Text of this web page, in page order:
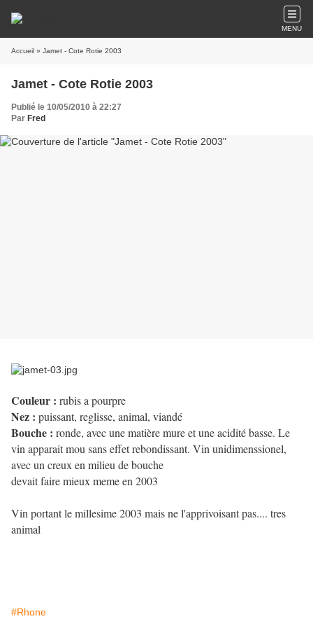
MENU
Accueil » Jamet - Cote Rotie 2003
Jamet - Cote Rotie 2003
Publié le 10/05/2010 à 22:27
Par Fred
Couleur : rubis a pourpre
Nez : puissant, reglisse, animal, viandé
Bouche : ronde, avec une matière mure et une acidité basse. Le
vin apparait mou sans effet rebondissant. Vin unidimenssionel,
avec un creux en milieu de bouche
devait faire mieux meme en 2003
Vin portant le millesime 2003 mais ne l'apprivoisant pas.... tres
animal
#Rhone